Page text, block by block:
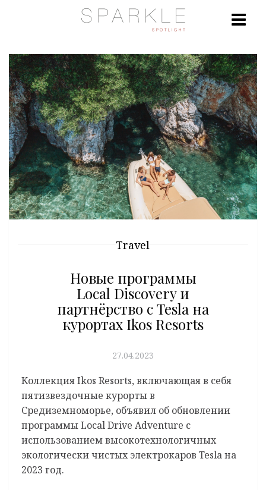
Travel
Новые программы
Local Discovery и
партнёрство с Tesla на
курортах Ikos Resorts
27.04.2023
Коллекция Ikos Resorts, включающая в себя
пятизвездочные курорты в
Средиземноморье, объявил об обновлении
программы Local Drive Adventure с
использованием высокотехнологичных
экологически чистых электрокаров Tesla на
2023 год.